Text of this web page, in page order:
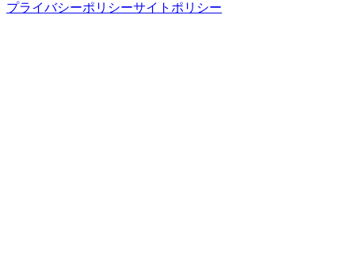
プライバシーポリシーサイトポリシー